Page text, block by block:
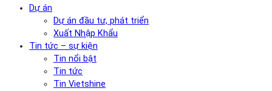
Dự án
Dự án đầu tư, phát triển
Xuất Nhập Khẩu
Tin tức – sự kiện
Tin nổi bật
Tin tức
Tin Vietshine